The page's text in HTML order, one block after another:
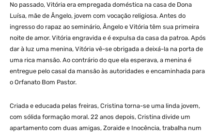
No passado, Vitória era empregada doméstica na casa de Dona
Luísa, mãe de Ângelo, jovem com vocação religiosa. Antes do
ingresso do rapaz ao seminário, Ângelo e Vitória têm sua primeira
noite de amor. Vitória engravida e é expulsa da casa da patroa. Após
dar à luz uma menina, Vitória vê-se obrigada a deixá-la na porta de
uma rica mansão. Ao contrário do que ela esperava, a menina é
entregue pelo casal da mansão às autoridades e encaminhada para
o Orfanato Bom Pastor.
Criada e educada pelas freiras, Cristina torna-se uma linda jovem,
com sólida formação moral. 22 anos depois, Cristina divide um
apartamento com duas amigas, Zoraide e Inocência, trabalha num